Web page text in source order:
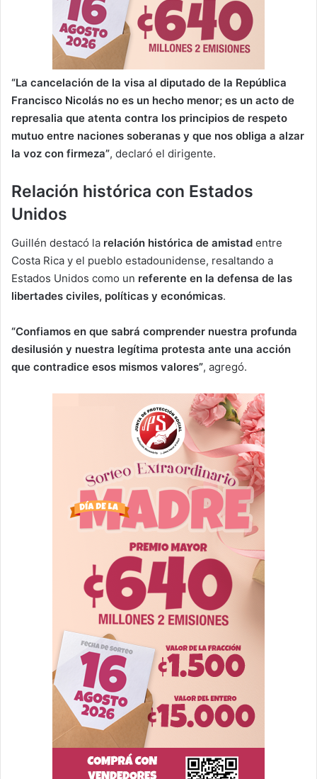
“La cancelación de la visa al diputado de la República
Francisco Nicolás no es un hecho menor; es un acto de
represalia que atenta contra los principios de respeto
mutuo entre naciones soberanas y que nos obliga a alzar
la voz con firmeza”, declaró el dirigente.
Relación histórica con Estados
Unidos
Guillén destacó la relación histórica de amistad entre
Costa Rica y el pueblo estadounidense, resaltando a
Estados Unidos como un referente en la defensa de las
libertades civiles, políticas y económicas.
“Confiamos en que sabrá comprender nuestra profunda
desilusión y nuestra legítima protesta ante una acción
que contradice esos mismos valores”, agregó.